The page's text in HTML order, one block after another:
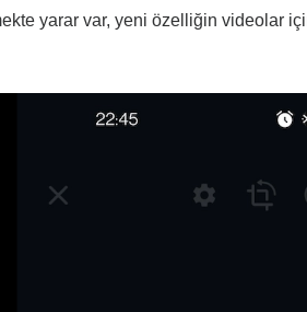
yarar var, yeni özelliğin videolar